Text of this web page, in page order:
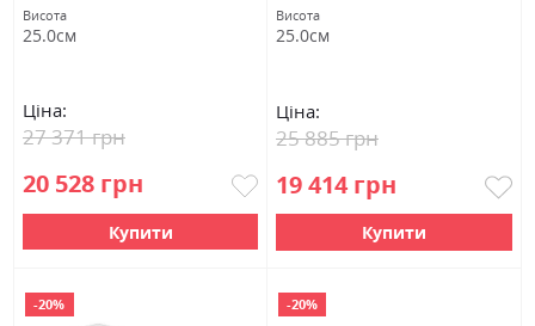
Висота
25.0см
Ціна:
20 528 грн
27 371 грн
Купити
Висота
25.0см
Ціна:
19 414 грн
25 885 грн
Купити
-20% -20%